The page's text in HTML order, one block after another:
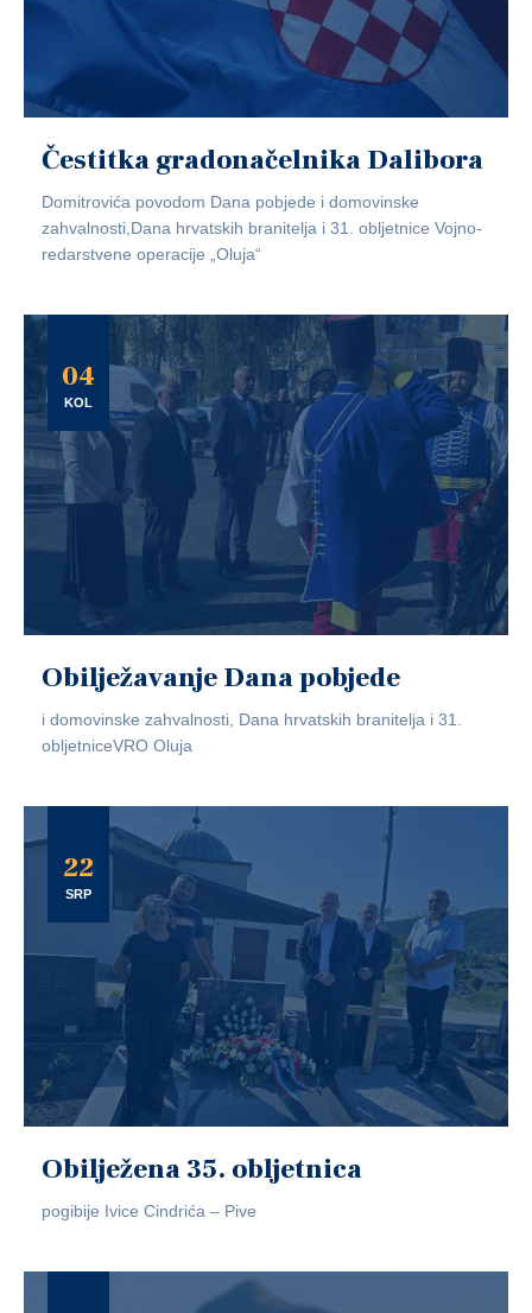
Čestitka gradonačelnika Dalibora
Domitrovića povodom Dana pobjede i domovinske
zahvalnosti,Dana hrvatskih branitelja i 31. obljetnice Vojno-
redarstvene operacije „Oluja“
04
KOL
Obilježavanje Dana pobjede
i domovinske zahvalnosti, Dana hrvatskih branitelja i 31.
obljetniceVRO Oluja
22
SRP
Obilježena 35. obljetnica
pogibije Ivice Cindrića – Pive